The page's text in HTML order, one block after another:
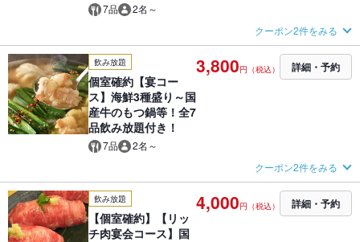
7品 2名～
クーポン2件をみる
飲み放題
個室確約【宴コー
ス】海鮮3種盛り～国
産牛のもつ鍋等！全7
品飲み放題付き！
7品 2名～
3,800円（税込） 詳細・予約
クーポン2件をみる
飲み放題
【個室確約】【リッ
チ肉宴会コース】国
4,000円（税込） 詳細・予約